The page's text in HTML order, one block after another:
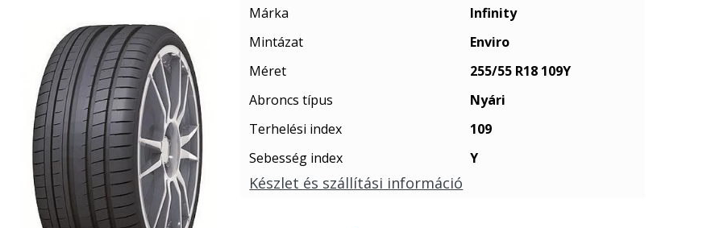
Márka
Infinity
Mintázat
Enviro
Méret
255/55 R18 109Y
Abroncs típus
Nyári
Terhelési index
109
Sebesség index
Y
Készlet és szállítási információ